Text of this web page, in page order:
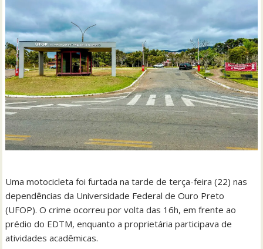
Uma motocicleta foi furtada na tarde de terça-feira (22) nas
dependências da Universidade Federal de Ouro Preto
(UFOP). O crime ocorreu por volta das 16h, em frente ao
prédio do EDTM, enquanto a proprietária participava de
atividades acadêmicas.